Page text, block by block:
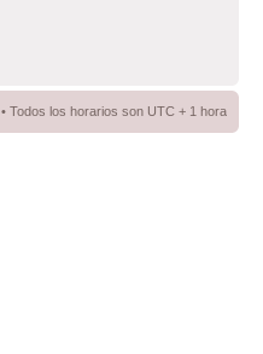
• Todos los horarios son UTC + 1 hora